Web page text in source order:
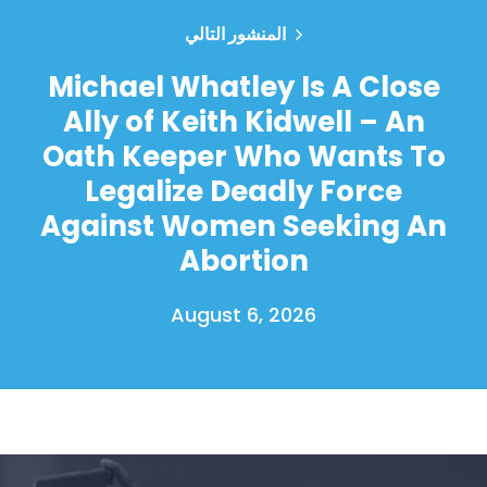
Shop
المنشور التالي
Michael Whatley Is A Close
Ally of Keith Kidwell – An
Oath Keeper Who Wants To
Legalize Deadly Force
Against Women Seeking An
Abortion
August 6, 2026